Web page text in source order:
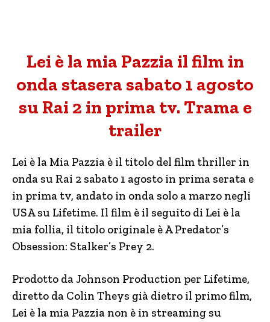
Lei è la mia Pazzia il film in
onda stasera sabato 1 agosto
su Rai 2 in prima tv. Trama e
trailer
Lei è la Mia Pazzia è il titolo del film thriller in
onda su Rai 2 sabato 1 agosto in prima serata e
in prima tv, andato in onda solo a marzo negli
USA su Lifetime. Il film è il seguito di Lei è la
mia follia, il titolo originale è A Predator’s
Obsession: Stalker’s Prey 2.
Prodotto da Johnson Production per Lifetime,
diretto da Colin Theys già dietro il primo film,
Lei è la mia Pazzia non è in streaming su